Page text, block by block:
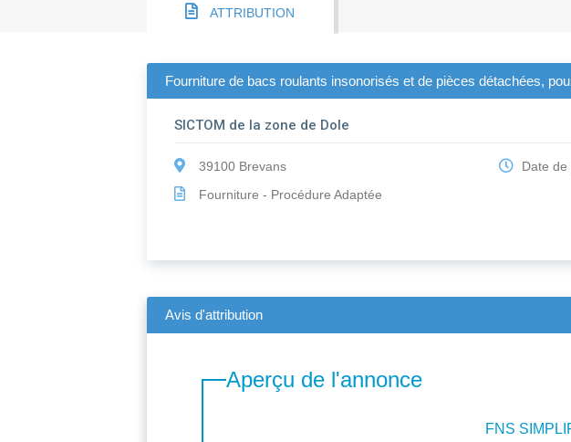
ATTRIBUTION
Fourniture de bacs roulants insonorisés et de pièces détachées,
SICTOM de la zone de Dole
39100 Brevans
Fourniture - Procédure Adaptée
Date de
Avis d'attribution
Aperçu de l'annonce
FNS